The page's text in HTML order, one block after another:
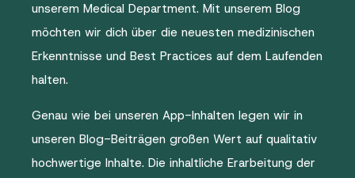
unserem Medical Department. Mit unserem Blog
möchten wir dich über die neuesten medizinischen
Erkenntnisse und Best Practices auf dem Laufenden
halten.
Genau wie bei unseren App-Inhalten legen wir in
unseren Blog-Beiträgen großen Wert auf qualitativ
hochwertige Inhalte. Die inhaltliche Erarbeitung der